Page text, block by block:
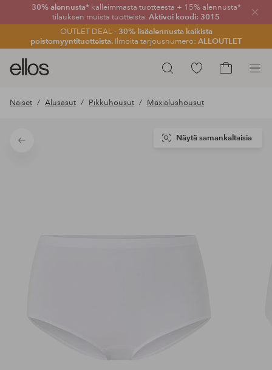
30% alennusta*kalleimmasta tuotteesta + 15% alennusta*
tilauksen muista tuotteista. Aktivoi koodi: 3015
OUTLET DEAL -30% lisäalennusta kaikista
poistomyyntituotteista. Ilmoita tarjousnumero: ALLOUTLET
Sulje
Hae
Ellos-
logo
siirry
Siirry
Naiset Alusasut Pikkuhousut Maxialushousut
Takaisin
Näytä samankaltaisia